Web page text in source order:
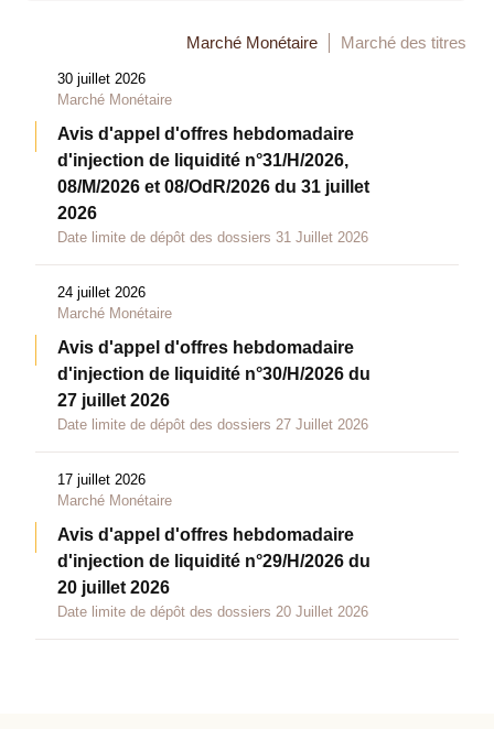
Marché Monétaire Marché des titres
30 juillet 2026
Marché Monétaire
Avis d'appel d'offres hebdomadaire
d'injection de liquidité n°31/H/2026,
08/M/2026 et 08/OdR/2026 du 31 juillet
2026
Date limite de dépôt des dossiers 31 Juillet 2026
24 juillet 2026
Marché Monétaire
Avis d'appel d'offres hebdomadaire
d'injection de liquidité n°30/H/2026 du
27 juillet 2026
Date limite de dépôt des dossiers 27 Juillet 2026
17 juillet 2026
Marché Monétaire
Avis d'appel d'offres hebdomadaire
d'injection de liquidité n°29/H/2026 du
20 juillet 2026
Date limite de dépôt des dossiers 20 Juillet 2026